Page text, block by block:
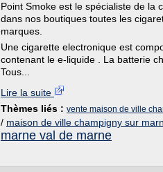
Point Smoke est le spécialiste de la
dans nos boutiques toutes les
marques.
Une cigarette electronique est
contenant le e-liquide . La batterie
Tous...
Lire la suite
Thèmes liés : vente maison de ville
/ maison de ville champigny sur
marne val de marne